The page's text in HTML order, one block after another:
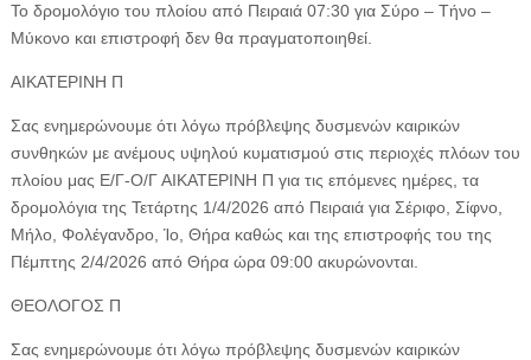
Το δρομολόγιο του πλοίου από Πειραιά 07:30 για Σύρο – Τήνο –
Μύκονο και επιστροφή δεν θα πραγματοποιηθεί.
ΑΙΚΑΤΕΡΙΝΗ Π
Σας ενημερώνουμε ότι λόγω πρόβλεψης δυσμενών καιρικών
συνθηκών με ανέμους υψηλού κυματισμού στις περιοχές πλόων του
πλοίου μας Ε/Γ-Ο/Γ ΑΙΚΑΤΕΡΙΝΗ Π για τις επόμενες ημέρες, τα
δρομολόγια της Τετάρτης 1/4/2026 από Πειραιά για Σέριφο, Σίφνο,
Μήλο, Φολέγανδρο, Ίο, Θήρα καθώς και της επιστροφής του της
Πέμπτης 2/4/2026 από Θήρα ώρα 09:00 ακυρώνονται.
ΘΕΟΛΟΓΟΣ Π
Σας ενημερώνουμε ότι λόγω πρόβλεψης δυσμενών καιρικών